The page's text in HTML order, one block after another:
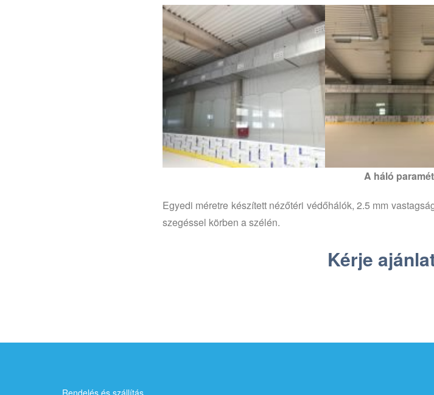
A háló
Egyedi méretre készített nézőtéri védőhálók, 2.5 mm
szegéssel körben a szélén.
Kérje